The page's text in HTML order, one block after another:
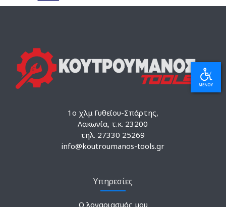
1ο χλμ Γυθείου-Σπάρτης,
Λακωνία, τ.κ. 23200
τηλ. 27330 25269
info@koutroumanos-tools.gr
Υπηρεσίες
Ο λογαριασμός μου